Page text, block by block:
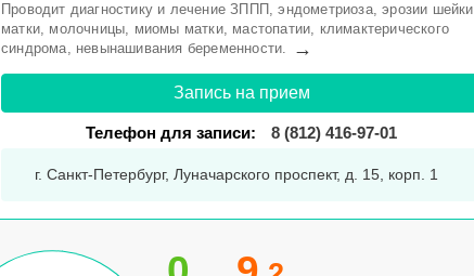
Проводит диагностику и лечение ЗППП, эндометриоза, эрозии шейки
матки, молочницы, миомы матки, мастопатии, климактерического
синдрома, невынашивания беременности.
→
Запись на прием
Телефон для записи: 8 (812) 416-97-01
г. Санкт-Петербург, Луначарского проспект, д. 15, корп. 1